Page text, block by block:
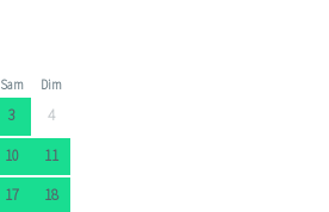
Sam Dim
3
4
10
11
17
18